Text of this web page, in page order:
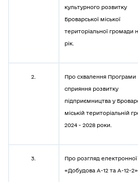
культурного розвитку
Броварської міської
територіальної громади
рік.
2.
Про схвалення Програми
сприяння розвитку
підприємництва у
міській територіальній
2024 - 2028 роки.
3.
Про розгляд електронної
«Добудова А-12 та А-12-2».